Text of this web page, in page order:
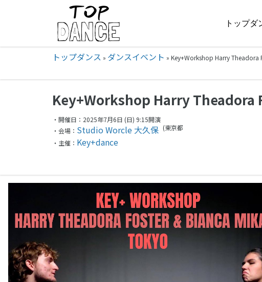
トップダ
トップダンス » ダンスイベント » Key+Workshop Harry Theadora
Key+Workshop Harry
・開催日：2025年7月6日 (日) 9:15開演
・会場： Studio Worcle 大久保 (東京都
・主催： Key+dance